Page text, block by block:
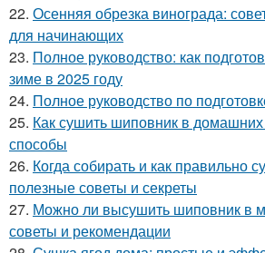
22. Осенняя обрезка винограда:
для начинающих
23. Полное руководство: как
зиме в 2025 году
24. Полное руководство по
25. Как сушить шиповник в
способы
26. Когда собирать и как правильно
полезные советы и секреты
27. Можно ли высушить шиповник в
советы и рекомендации